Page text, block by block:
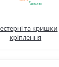
та кришки
кріплення